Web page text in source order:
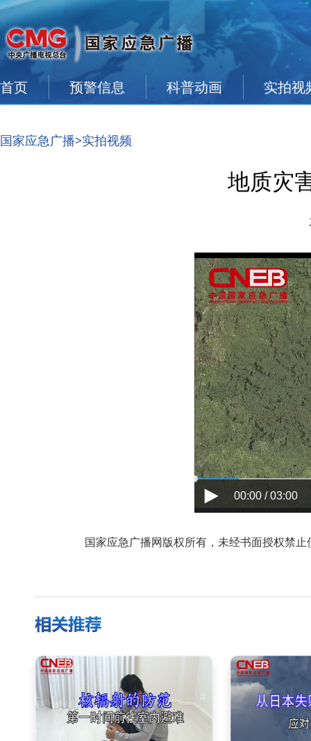
首页 预警信息 科普动画 实拍视
国家应急广播>实拍视频
地质灾
00:00 / 03:00
国家应急广播网版权所有，未经书面授权禁